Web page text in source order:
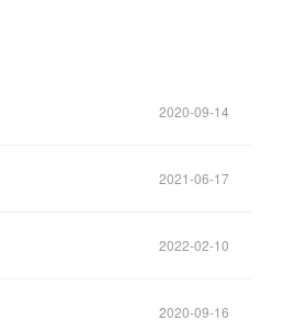
2020-09-14
2021-06-17
2022-02-10
2020-09-16